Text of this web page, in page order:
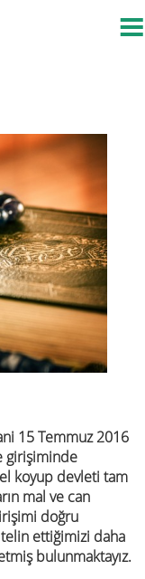
15 Temmuz 2016
girişiminde
koyup devleti tam
mal ve can
doğru
telin ettiğimizi daha
bulunmaktayız.